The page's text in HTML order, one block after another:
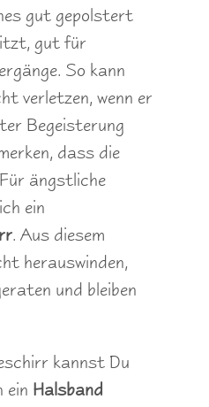
gut gepolstert
gut für
So kann
verletzen, wenn er
Begeisterung
dass die
ängstliche
ein
. Aus diesem
herauswinden,
und bleiben
kannst Du
ein Halsband